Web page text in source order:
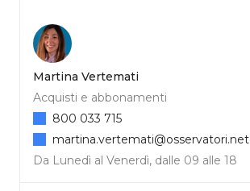
Martina Vertemati
Acquisti e abbonamenti
Da Lunedì al Venerdì, dalle 09 alle 18
800 033 715
martina.vertemati@osservatori.net